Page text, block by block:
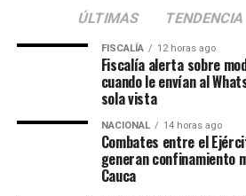
ÚLTIMAS TENDENCIA
FISCALÍA 12 horas ago
Fiscalía alerta sobre
cuando le envían al
sola vista
NACIONAL 14 horas ago
Combates entre el
generan confinamiento
Cauca